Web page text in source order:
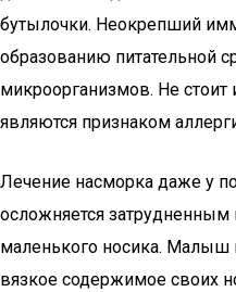
бутылочки. Неокрепший
образованию питательной
микроорганизмов. Не
являются признаком
Лечение насморка даже у
осложняется затрудненным
маленького носика. Малыш
вязкое содержимое своих